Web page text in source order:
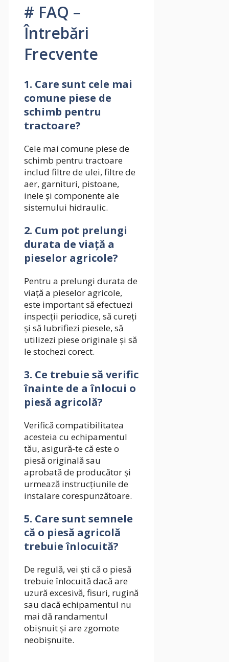
# FAQ –
Întrebări
Frecvente
1. Care sunt cele mai
comune piese de
schimb pentru
tractoare?
Cele mai comune piese de
schimb pentru tractoare
includ filtre de ulei, filtre de
aer, garnituri, pistoane,
inele și componente ale
sistemului hidraulic.
2. Cum pot prelungi
durata de viață a
pieselor agricole?
Pentru a prelungi durata de
viață a pieselor agricole,
este important să efectuezi
inspecții periodice, să cureți
și să lubrifiezi piesele, să
utilizezi piese originale și să
le stochezi corect.
3. Ce trebuie să verific
înainte de a înlocui o
piesă agricolă?
Verifică compatibilitatea
acesteia cu echipamentul
tău, asigură-te că este o
piesă originală sau
aprobată de producător și
urmează instrucțiunile de
instalare corespunzătoare.
5. Care sunt semnele
că o piesă agricolă
trebuie înlocuită?
De regulă, vei ști că o piesă
trebuie înlocuită dacă are
uzură excesivă, fisuri, rugină
sau dacă echipamentul nu
mai dă randamentul
obișnuit și are zgomote
neobișnuite.